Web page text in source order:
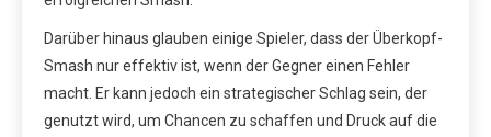
Darüber hinaus glauben einige Spieler, dass der Überkopf-
Smash nur effektiv ist, wenn der Gegner einen Fehler
macht. Er kann jedoch ein strategischer Schlag sein, der
genutzt wird, um Chancen zu schaffen und Druck auf die